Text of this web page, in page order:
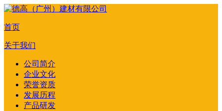
首页
关于我们
公司简介
企业文化
荣誉资质
发展历程
产品研发